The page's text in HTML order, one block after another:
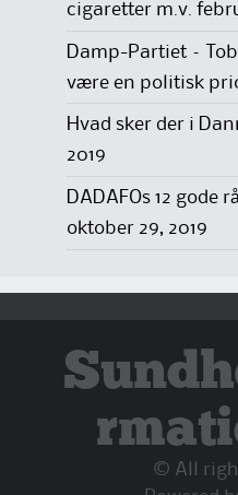
cigaretter m.v.
Damp-Partiet –
være en politisk
Hvad sker der i
2019
DADAFOs 12 gode
oktober 29, 2019
© All